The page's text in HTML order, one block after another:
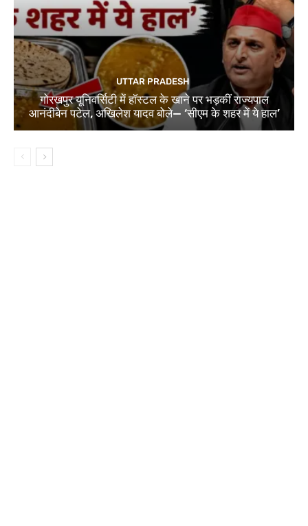
UTTAR PRADESH
गोरखपुर यूनिवर्सिटी में हॉस्टल के खाने पर भड़कीं राज्यपाल
आनंदीबेन पटेल, अखिलेश यादव बोले— ‘सीएम के शहर में ये हाल’